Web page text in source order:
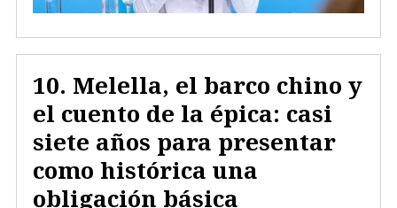
Melella, el barco chino y
el cuento de la épica: casi
siete años para presentar
como histórica una
obligación básica